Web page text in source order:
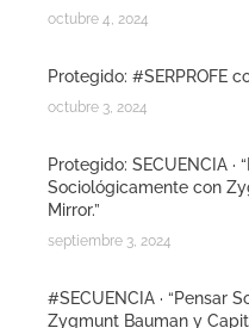
octubre 4, 2024
Protegido: #SERPROFE
octubre 3, 2024
Protegido: SECUENCIA ·
Sociológicamente con
Mirror.”
septiembre 3, 2024
#SECUENCIA · “Pensar
Zygmunt Bauman y